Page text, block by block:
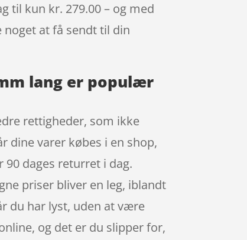
til kun kr. 279.00 – og med
at få sendt til din
lang er populær
rettigheder, som ikke
dine varer købes i en shop,
dages returret i dag.
priser bliver en leg, iblandt
du har lyst, uden at være
og det er du slipper for,